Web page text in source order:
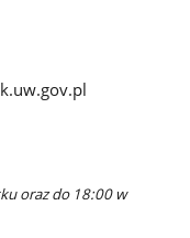
oraz do 18:00 w